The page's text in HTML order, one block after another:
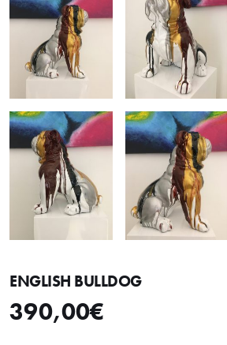
ENGLISH BULLDOG
390,00€